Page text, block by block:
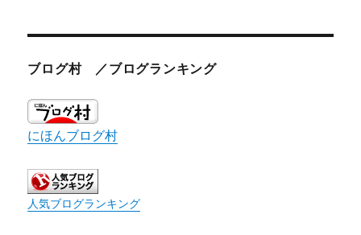
ブログ村 ／ブログランキング
にほんブログ村
人気ブログランキング